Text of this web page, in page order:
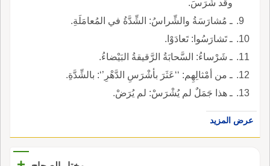
وقد شَرَسَ.
ـ مُشارَسَةُ والشِّراسُ: الشِّدَّةُ في المُعامَلَةِ.
ـ تَشارَسُوا: تَعادَوْا.
ـ شَرْساءُ: السَّحابَةُ الرَّقيقةُ البَيْضاءُ.
ـ من أمْثالِهِم: ‘‘عَثَرَ بأشْرَسِ الدَّهْرِ’‘: بالشِّدَّةِ.
ـ هذا جَمَلٌ لم يُشْرَسْ: لم يُرَضْ.
عرض المزيد